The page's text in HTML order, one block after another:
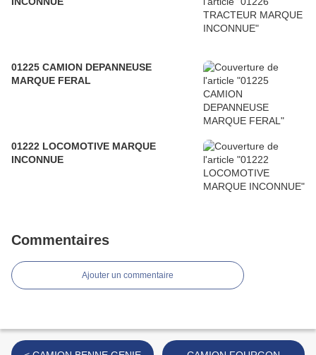
01225 CAMION DEPANNEUSE
MARQUE FERAL
01222 LOCOMOTIVE MARQUE
INCONNUE
Commentaires
Ajouter un commentaire